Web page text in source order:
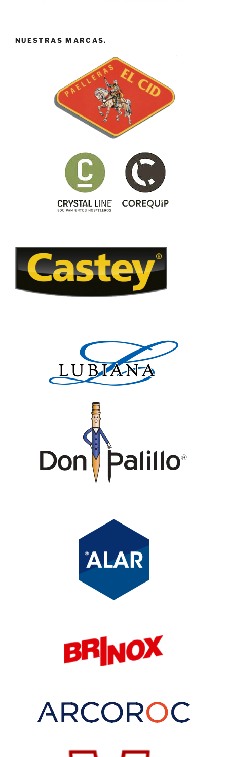
NUESTRAS MARCAS.